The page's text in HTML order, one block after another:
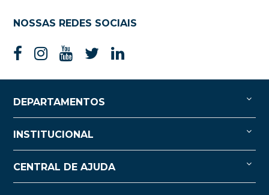
NOSSAS REDES SOCIAIS
DEPARTAMENTOS
INSTITUCIONAL
CENTRAL DE AJUDA